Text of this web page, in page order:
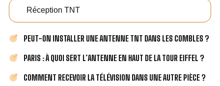
Réception TNT
PEUT-ON INSTALLER UNE ANTENNE TNT DANS LES COMBLES ?
PARIS : À QUOI SERT L’ANTENNE EN HAUT DE LA TOUR EIFFEL ?
COMMENT RECEVOIR LA TÉLÉVISION DANS UNE AUTRE PIÈCE ?